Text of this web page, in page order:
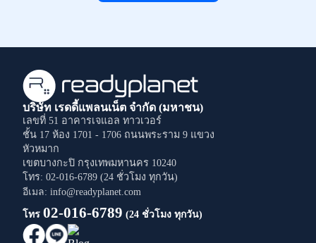
บริษัท เรดดี้แพลนเน็ต จำกัด (มหาชน)
เลขที่ 51 อาคารเจแอล ทาวเวอร์
ชั้น 17 ห้อง 1701 - 1706 ถนนพระราม 9 แขวง
หัวหมาก
เขตบางกะปิ กรุงเทพมหานคร 10240
โทร: 02-016-6789 (24 ชั่วโมง ทุกวัน)
อีเมล: info@readyplanet.com
โทร 02-016-6789 (24 ชั่วโมง ทุกวัน)